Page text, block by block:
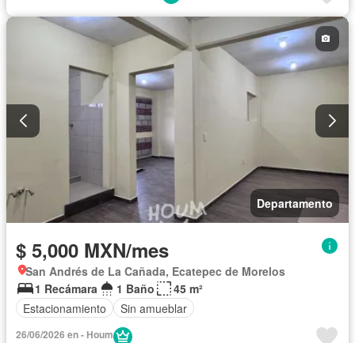
Departamento
$ 5,000 MXN/mes
San Andrés de La Cañada, Ecatepec de Morelos
1 Recámara
1 Baño
45 m²
Estacionamiento
Sin amueblar
26/06/2026 en - Houm